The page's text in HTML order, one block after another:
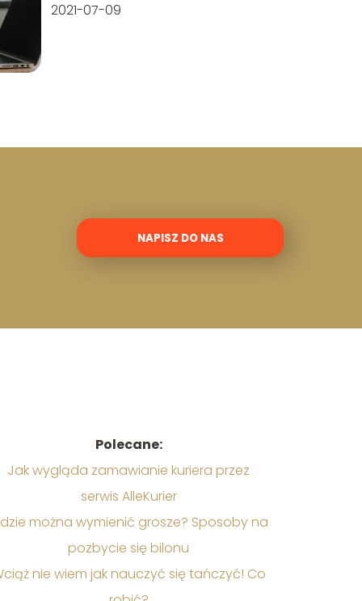
2021-07-09
NAPISZ DO NAS
Polecane:
Jak wygląda zamawianie kuriera przez
serwis AlleKurier
można wymienić grosze? Sposoby na
pozbycie się bilonu
nie wiem jak nauczyć się tańczyć! Co